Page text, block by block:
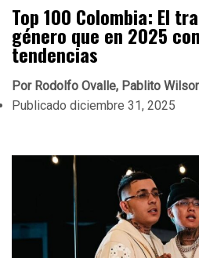
Top 100 Colombia: El
género que en 2025
tendencias
PorRodolfo Ovalle, Pablito
Publicado diciembre 31, 2025